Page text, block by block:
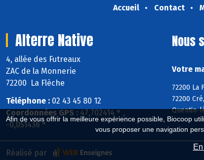
Afin de vous offrir la meilleure expérience possible, Biocoop
vous proposer une navigation
Accueil Contact
Alterre Native
4, allée des Futreaux
ZAC de la Monnerie
72200 La Flèche
Téléphone : 02 43 45 80 12
Coordonnées GPS : 47,702414 ° ,
-0,051436 °
Nous
Votre
72200 La
72200
Quentin-
Réalisé par